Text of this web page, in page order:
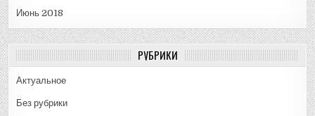
Июнь 2018
РУБРИКИ
Актуальное
Без рубрики